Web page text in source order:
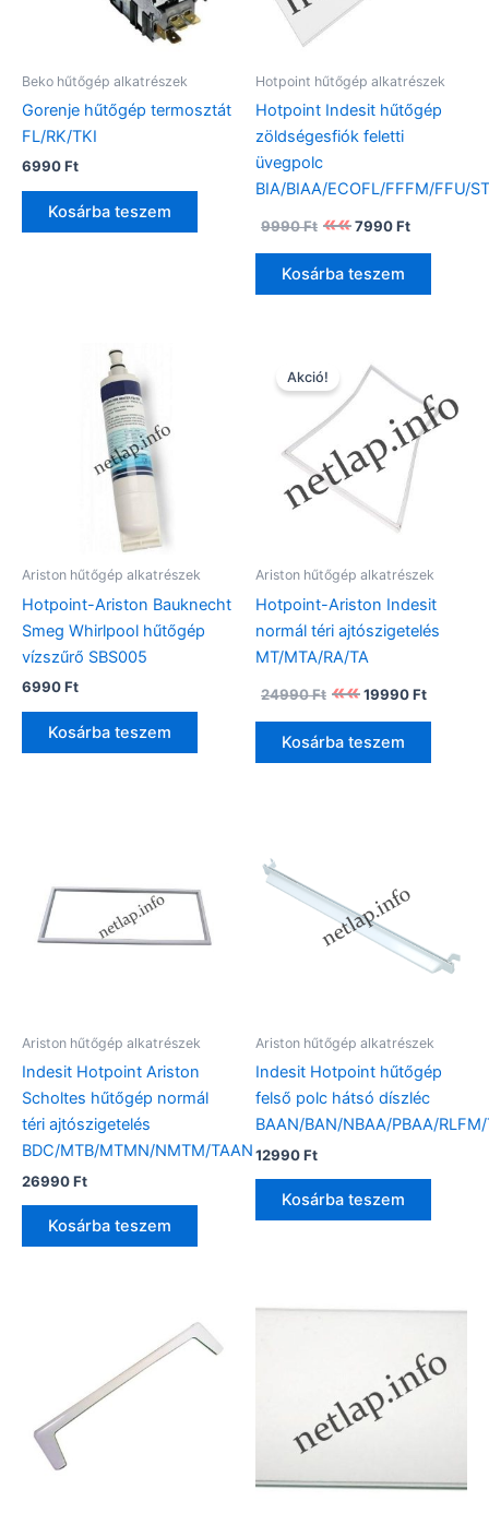
Beko hűtőgép alkatrészek
Gorenje hűtőgép termosztát
FL/RK/TKI
6990Ft
Kosárba teszem
Hotpoint hűtőgép alkatrészek
Hotpoint Indesit hűtőgép
zöldségesfiók feletti
üvegpolc
BIA/BIAA/ECOFL/FFFM/FFU/
9990Ft
Original
price
was:
9990 Ft.
7990Ft
price
is:
Kosárba teszem
Ariston hűtőgép alkatrészek
Hotpoint-Ariston Bauknecht
Smeg Whirlpool hűtőgép
vízszűrő SBS005
6990Ft
Kosárba teszem
Akció!
Ariston hűtőgép alkatrészek
Hotpoint-Ariston Indesit
normál téri ajtószigetelés
MT/MTA/RA/TA
24990Ft
Original
price
was:
24990 Ft.
19990Ft
price
is:
Kosárba teszem
Ariston hűtőgép alkatrészek
Indesit Hotpoint Ariston
Scholtes hűtőgép normál
téri ajtószigetelés
BDC/MTB/MTMN/NMTM/TAAN
26990Ft
Kosárba teszem
Ariston hűtőgép alkatrészek
Indesit Hotpoint hűtőgép
felső polc hátsó díszléc
BAAN/BAN/NBAA/PBAA/
12990Ft
Kosárba teszem